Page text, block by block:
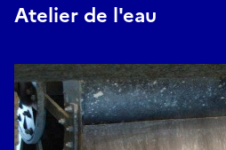
Atelier de l'eau